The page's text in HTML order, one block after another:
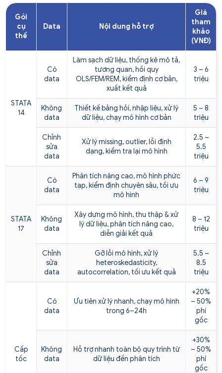
Gói
cụ
thể
Data Nội dung hỗ trợ
Giá
tham
khảo
(VNĐ)
STATA
14
Có
data
Làm sạch dữ liệu, thống kê mô tả,
tương quan, hồi quy
OLS/FEM/REM, kiểm định cơ bản,
xuất kết quả
3 – 6
triệu
Không
data
Thiết kế bảng hỏi, nhập liệu, xử lý
dữ liệu, chạy mô hình cơ bản
5 – 8
triệu
Chỉnh
sửa
data
Xử lý missing, outlier, lỗi định
dạng, kiểm tra lại mô hình
2.5 –
5.5
triệu
STATA
17
Có
data
Phân tích nâng cao, mô hình phức
tạp, kiểm định chuyên sâu, tối ưu
mô hình
6 – 9
triệu
Không
data
Xây dựng mô hình, thu thập & xử
lý dữ liệu, phân tích nâng cao,
diễn giải kết quả
8 – 12
triệu
Chỉnh
sửa
data
Gỡ lỗi mô hình, xử lý
heteroskedasticity,
autocorrelation, tối ưu kết quả
5.5 –
8.5
triệu
Cấp
tốc
Có
data
Ưu tiên xử lý nhanh, chạy mô hình
trong 6–24h
+20%
– 50%
phí
gốc
Không
data
Hỗ trợ nhanh toàn bộ quy trình từ
dữ liệu đến phân tích
+30%
– 50%
phí
gốc